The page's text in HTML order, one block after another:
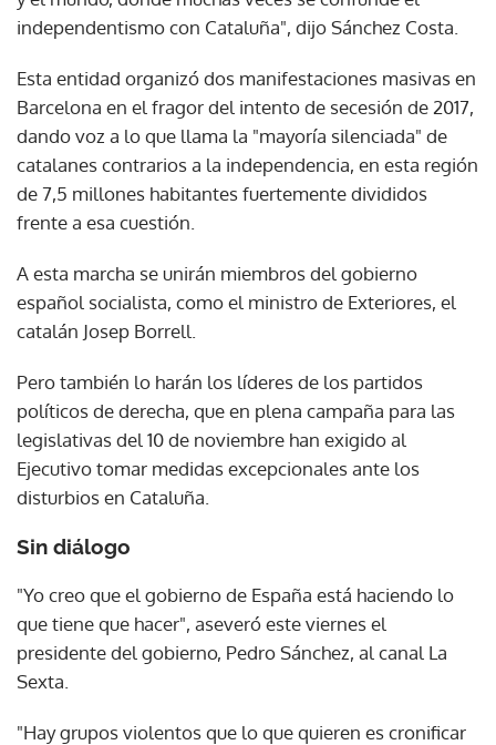
independentismo con Cataluña", dijo Sánchez Costa.
Esta entidad organizó dos manifestaciones masivas en
Barcelona en el fragor del intento de secesión de 2017,
dando voz a lo que llama la "mayoría silenciada" de
catalanes contrarios a la independencia, en esta región
de 7,5 millones habitantes fuertemente divididos
frente a esa cuestión.
A esta marcha se unirán miembros del gobierno
español socialista, como el ministro de Exteriores, el
catalán Josep Borrell.
Pero también lo harán los líderes de los partidos
políticos de derecha, que en plena campaña para las
legislativas del 10 de noviembre han exigido al
Ejecutivo tomar medidas excepcionales ante los
disturbios en Cataluña.
Sin diálogo
"Yo creo que el gobierno de España está haciendo lo
que tiene que hacer", aseveró este viernes el
presidente del gobierno, Pedro Sánchez, al canal La
Sexta.
"Hay grupos violentos que lo que quieren es cronificar